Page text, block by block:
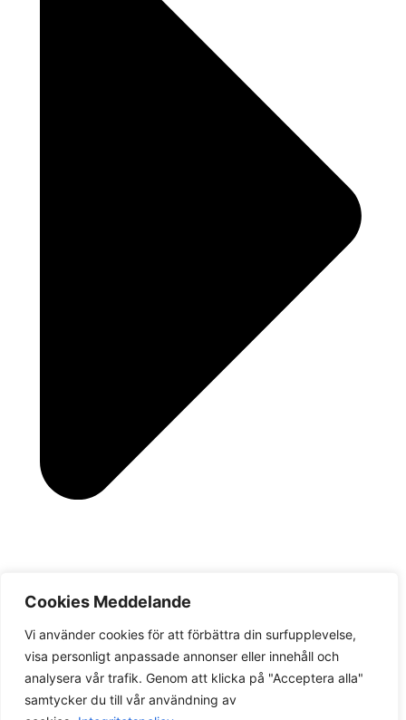
Cookies Meddelande
Vi använder cookies för att förbättra din surfupplevelse,
visa personligt anpassade annonser eller innehåll och
analysera vår trafik. Genom att klicka på "Acceptera alla"
samtycker du till vår användning av